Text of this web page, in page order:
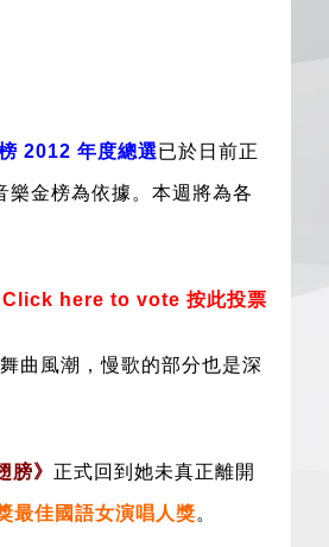
2012 年度總選已於日前正
樂金榜為依據。本週將為各
Click here to vote 按此投票
曲風潮，慢歌的部分也是深
膀》 正式回到她未真正離開
最佳國語女演唱人獎。